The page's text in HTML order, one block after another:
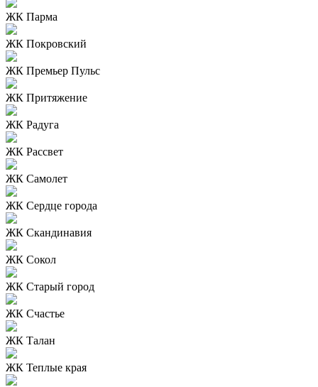
ЖК Парма
ЖК Покровский
ЖК Премьер Пульс
ЖК Притяжение
ЖК Радуга
ЖК Рассвет
ЖК Самолет
ЖК Сердце города
ЖК Скандинавия
ЖК Сокол
ЖК Старый город
ЖК Счастье
ЖК Талан
ЖК Теплые края